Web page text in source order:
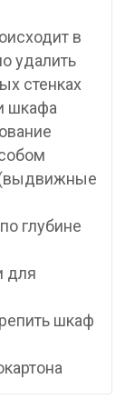
в
удалить
стенках
шкафа
(выдвижные
глубине
для
шкаф